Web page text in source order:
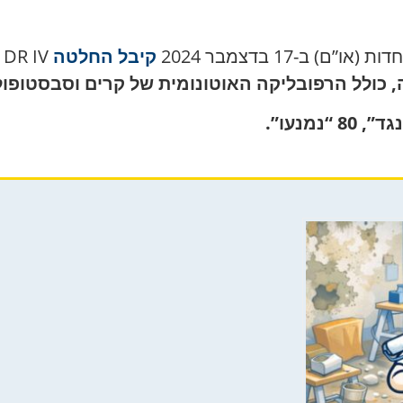
17 בדצמבר 2024 קיבל החלטה
הרפובליקה האוטונומית של קרים